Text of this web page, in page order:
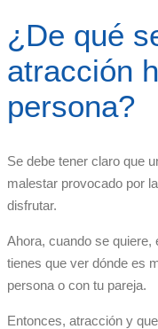
¿De qué
atracción
persona?
Se debe tener claro que
malestar provocado por
disfrutar.
Ahora, cuando se
tienes que ver dónde es
persona o con tu pareja.
Entonces, atracción y